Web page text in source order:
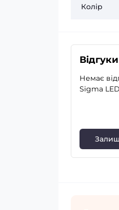
Колір
Відгуки
Немає
Sigma